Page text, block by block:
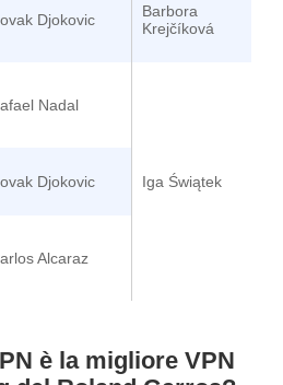
Djokovic
Barbora
Krejčíková
Nadal
Iga Świątek
Djokovic
Alcaraz
è la migliore VPN